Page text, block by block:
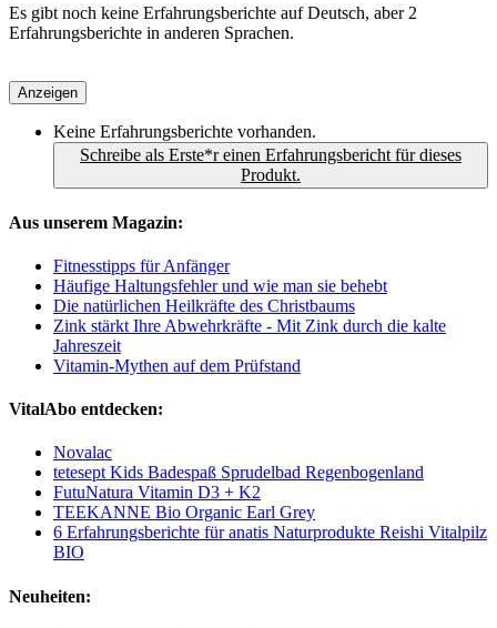
Es gibt noch keine Erfahrungsberichte auf Deutsch, aber 2
Erfahrungsberichte in anderen Sprachen.
Anzeigen
Keine Erfahrungsberichte vorhanden.
Schreibe als Erste*r einen Erfahrungsbericht für dieses
Produkt.
Aus unserem Magazin:
Fitnesstipps für Anfänger
Häufige Haltungsfehler und wie man sie behebt
Die natürlichen Heilkräfte des Christbaums
Zink stärkt Ihre Abwehrkräfte - Mit Zink durch die kalte
Jahreszeit
Vitamin-Mythen auf dem Prüfstand
VitalAbo entdecken:
Novalac
tetesept Kids Badespaß Sprudelbad Regenbogenland
FutuNatura Vitamin D3 + K2
TEEKANNE Bio Organic Earl Grey
6 Erfahrungsberichte für anatis Naturprodukte Reishi Vitalpilz
BIO
Neuheiten: